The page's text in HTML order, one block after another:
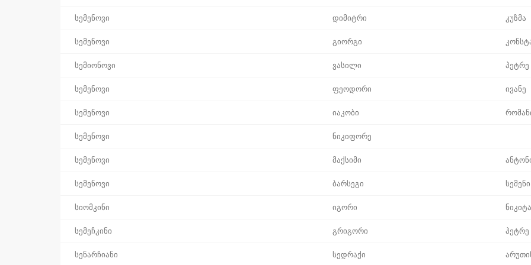
სემენოვი დიმიტრი კუზმა
სემენოვი გიორგი
სემიონოვი ვასილი პეტრე
სემენოვი ფეოდორი ივანე
სემენოვი იაკობი
სემენოვი ნიკიფორე
სემენოვი მაქსიმი
სემენოვი ბარსეგი სემენი
სიომკინი იგორი ნიკიტა
სემეჩკინი გრიგორი პეტრე
სენარჩიანი სედრაქი